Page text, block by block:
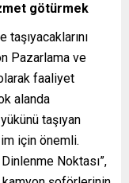
götürmek
Pazarlama ve
faaliyet
alanda
taşıyan
için önemli.
Noktası”,